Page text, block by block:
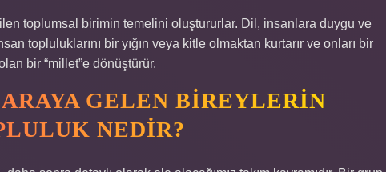
toplumsal birimin temelini oluştururlar. Dil, insanlara duygu ve
topluluklarını bir yığın veya kitle olmaktan kurtarır ve onları bir
bir “millet”e dönüştürür.
GELEN BIREYLERIN
NEDIR?